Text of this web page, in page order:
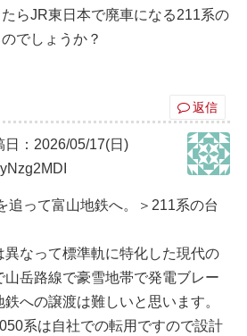
らJR東日本で廃車になる211系の
でしょうか？
返信
日：2026/05/17(日)
追って富山地鉄へ。＞211系の台
異なって標準軌に特化した現代の
山岳路線で豪雪地帯で発電ブレー
への譲渡は難しいと思います。
系は自社での転用ですので設計